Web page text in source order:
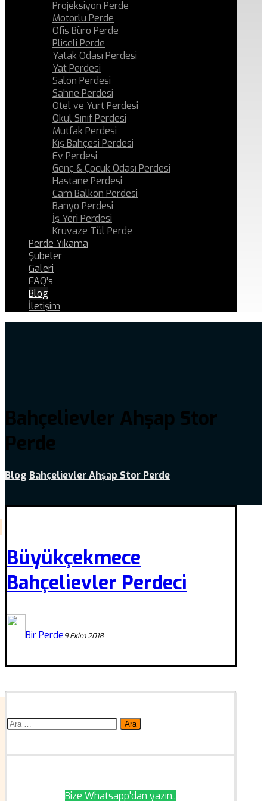
Projeksiyon Perde
Motorlu Perde
Ofis Büro Perde
Pliseli Perde
Yatak Odası Perdesi
Yat Perdesi
Salon Perdesi
Sahne Perdesi
Otel ve Yurt Perdesi
Okul Sınıf Perdesi
Mutfak Perdesi
Kış Bahçesi Perdesi
Ev Perdesi
Genç & Çocuk Odası Perdesi
Hastane Perdesi
Cam Balkon Perdesi
Banyo Perdesi
İş Yeri Perdesi
Kruvaze Tül Perde
Perde Yıkama
Şubeler
Galeri
FAQ’s
Blog
İletişim
Bahçelievler Ahşap Stor
Perde
Blog Bahçelievler Ahşap Stor Perde
Büyükçekmece
Bahçelievler Perdeci
Bir Perde9 Ekim 2018
Arama:
Bize Whatsapp'dan yazın..